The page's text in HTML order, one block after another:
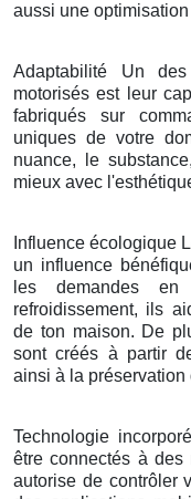
aussi une
Adaptabilité Un
motorisés est leur
fabriqués sur
uniques de votre
nuance, le
mieux avec
Influence écologique
un influence
les demandes en
refroidissement, ils
de ton maison. De
sont créés à partir
ainsi à la préservation
Technologie
être connectés à des
autorise de contrôler